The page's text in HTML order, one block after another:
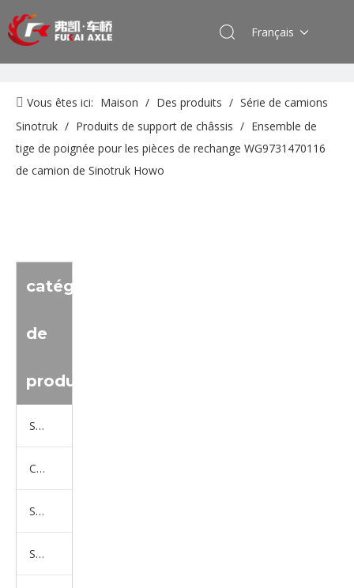
Français
Vous êtes ici: Maison / Des produits / Série de camions
Sinotruk / Produits de support de châssis / Ensemble de
tige de poignée pour les pièces de rechange WG9731470116
de camion de Sinotruk Howo
catégorie
de
produit
Série de camions Sinotruk
Camion Shacman Série
Série de camions SAIC-lveco Hongyan
Série de camions Foton Auman